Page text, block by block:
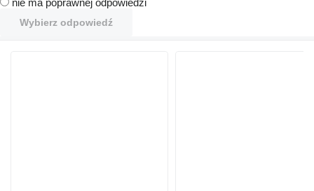
Wybierz odpowiedź